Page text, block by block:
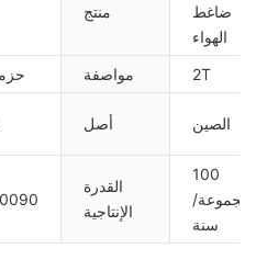
منتج
ضاغط
الهواء
مواصفة
2T
أصل الصين
القدرة
الإنتاجية
100
مجموعة/
سنة